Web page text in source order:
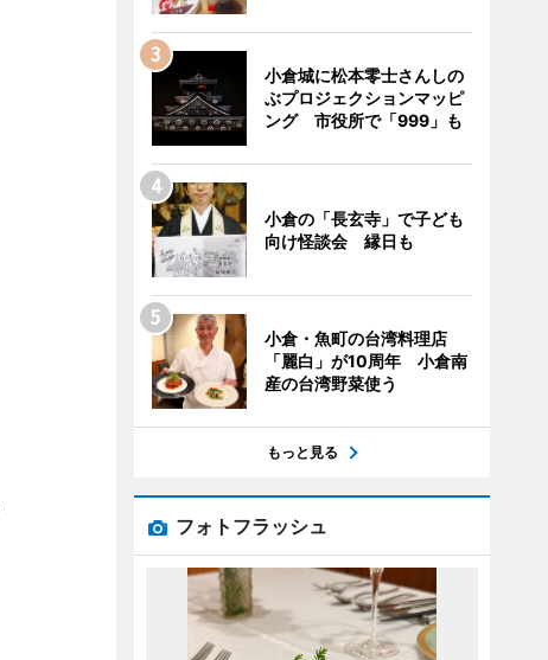
小倉城に松本零士さんしの
ぶプロジェクションマッピ
ング 市役所で「999」も
小倉の「長玄寺」で子ども
向け怪談会 縁日も
小倉・魚町の台湾料理店
「麗白」が10周年 小倉南
産の台湾野菜使う
もっと見る
フォトフラッシュ